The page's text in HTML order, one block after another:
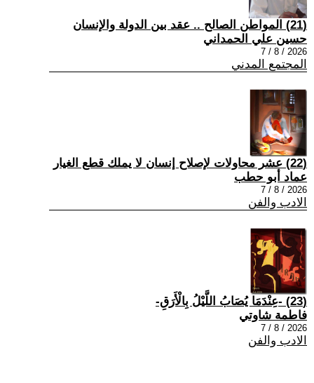
(21) المواطن الصالح .. عقد بين الدولة والإنسان
حسين علي الحمداني
2026 / 8 / 7
المجتمع المدني
(22) عشر محاولات لإصلاح إنسان لا يملك قطع الغيار
عماد أبو حطب
2026 / 8 / 7
الادب والفن
(23) -عِنْدَمَا يُصَابُ اللَّيْلُ بِالْأَرَقِ-
فاطمة شاوتي
2026 / 8 / 7
الادب والفن